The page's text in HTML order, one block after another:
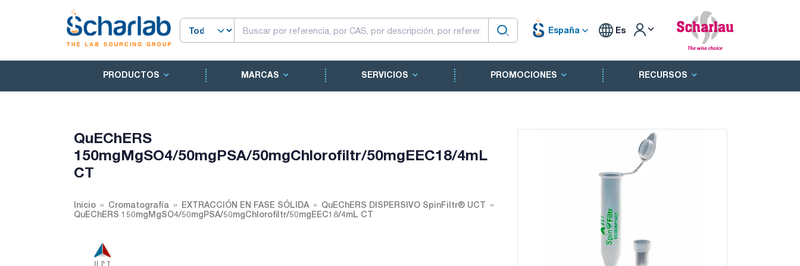
España Es
PRODUCTOS MARCAS SERVICIOS PROMOCIONES RECURSOS
QuEChERS
150mgMgSO4/50mgPSA/50mgChlorofiltr/50mgEEC18/4mL
CT
Inicio Cromatografía EXTRACCIÓN EN FASE SÓLIDA
QuEChERS DISPERSIVO SpinFiltr® UCT
QuEChERS 150mgMgSO4/50mgPSA/50mgChlorofiltr/50mgEEC18/4mL CT